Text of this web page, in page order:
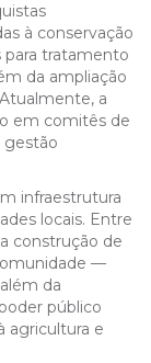
à conservação
tratamento
da ampliação
a
em comitês de
gestão
infraestrutura
locais. Entre
construção de
—
da
público
agricultura e